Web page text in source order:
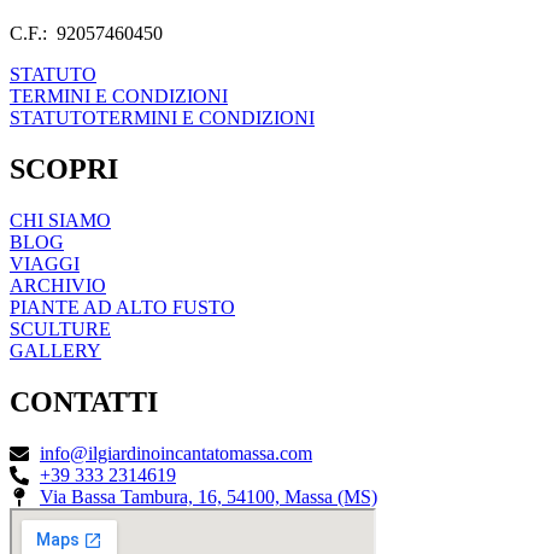
C.F.: 92057460450
STATUTO
TERMINI E CONDIZIONI
STATUTOTERMINI E CONDIZIONI
SCOPRI
CHI SIAMO
BLOG
VIAGGI
ARCHIVIO
PIANTE AD ALTO FUSTO
SCULTURE
GALLERY
CONTATTI
info@ilgiardinoincantatomassa.com
+39 333 2314619
Via Bassa Tambura, 16, 54100, Massa (MS)